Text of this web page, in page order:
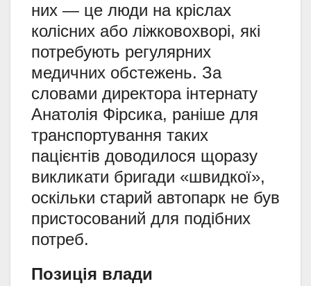
них — це люди на кріслах
колісних або ліжковохворі, які
потребують регулярних
медичних обстежень. За
словами директора інтернату
Анатолія Фірсика, раніше для
транспортування таких
пацієнтів доводилося щоразу
викликати бригади «швидкої»,
оскільки старий автопарк не був
пристосований для подібних
потреб.
Позиція влади